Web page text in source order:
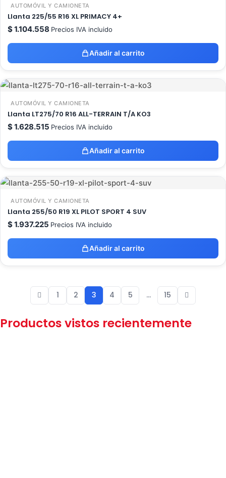
AUTOMÓVIL Y CAMIONETA
Llanta 225/55 R16 XL PRIMACY 4+
$1.104.558 Precios IVA incluido
Añadir al carrito
AUTOMÓVIL Y CAMIONETA
Llanta LT275/70 R16 ALL-TERRAIN T/A KO3
$1.628.515 Precios IVA incluido
Añadir al carrito
AUTOMÓVIL Y CAMIONETA
Llanta 255/50 R19 XL PILOT SPORT 4 SUV
$1.937.225 Precios IVA incluido
Añadir al carrito
1 2 3 4 5 … 15
Productos vistos recientemente